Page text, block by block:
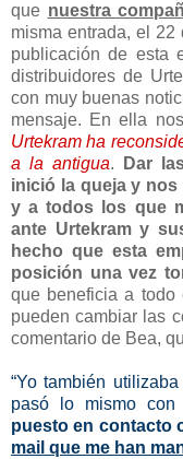
que nuestra
misma entrada, el
publicación de esta
distribuidores de
con muy buenas
mensaje. En ella
Urtekram ha
a la antigua.
Dar
inició la queja y nos
y a todos los que
ante Urtekram y
hecho que esta
posición una vez
que beneficia a todo
pueden cambiar las
comentario de Bea,
“Yo también
pasó lo mismo
puesto en contacto
mail que me han